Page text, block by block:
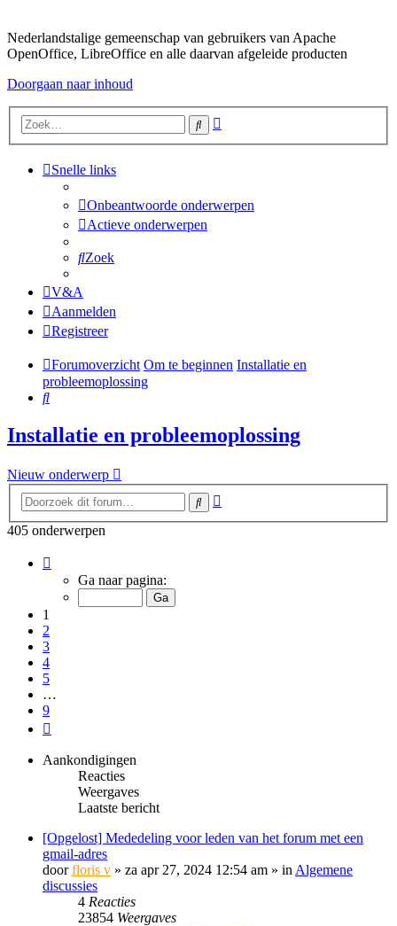
Nederlandstalige gemeenschap van gebruikers van Apache
OpenOffice, LibreOffice en alle daarvan afgeleide producten
Doorgaan naar inhoud
Zoek
Snelle links
Onbeantwoorde onderwerpen
Actieve onderwerpen
Zoek
V&A
Aanmelden
Registreer
Forumoverzicht Om te beginnen Installatie en
probleemoplossing
Zoek
Installatie en probleemoplossing
Nieuw onderwerp
Zoek
405 onderwerpen
van
Ga naar pagina:
1
2
3
4
5
…
9
Aankondigingen
Reacties
Weergaves
Laatste bericht
[Opgelost] Mededeling voor leden van het forum met een
gmail-adres
doorfloris v » za apr 27, 2024 12:54 am » in Algemene
discussies
4 Reacties
23854 Weergaves